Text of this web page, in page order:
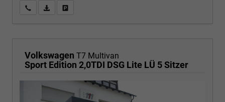
Wir rufen Sie anPDF-Fahrzeugexposé drucken
Volkswagen T7 Multivan
Sport Edition 2,0TDI DSG Lite LÜ 5 Sitzer